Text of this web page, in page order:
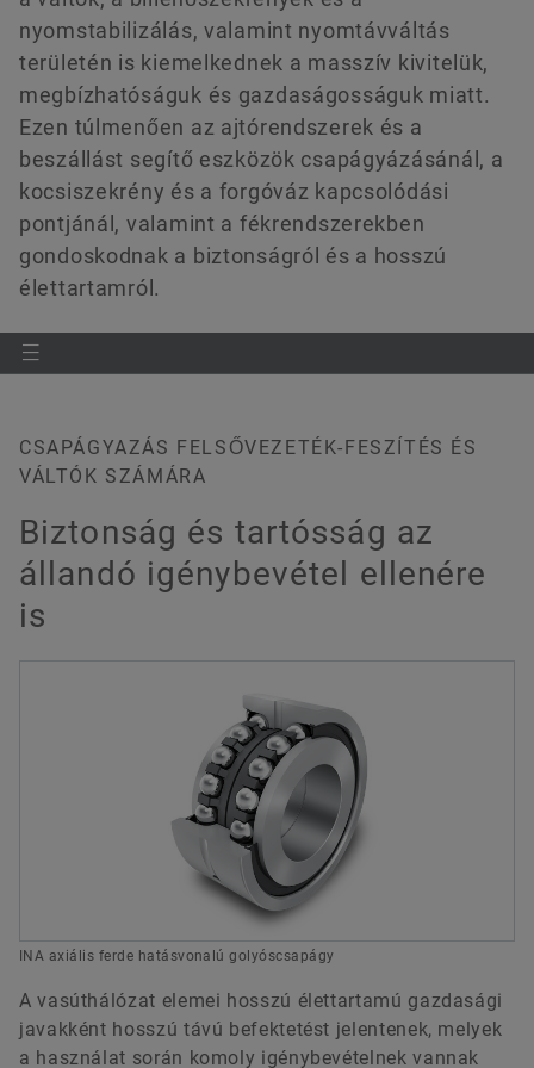
Egyéb csapágy kiegészítők
Szolgáltatás
Expertise in Bearing Technology and
Service for Rail Vehicles
Letöltés
2020.05.18
Bearings
Letöltés
Megrendelés most
nyomstabilizálás, valamint nyomtávváltás
területén is kiemelkednek a masszív kivitelük,
megbízhatóságuk és gazdaságosságuk miatt.
Ezen túlmenően az ajtórendszerek és a
beszállást segítő eszközök csapágyázásánál, a
kocsiszekrény és a forgóváz kapcsolódási
pontjánál, valamint a fékrendszerekben
gondoskodnak a biztonságról és a hosszú
élettartamról.
CSAPÁGYAZÁS FELSŐVEZETÉK-FESZÍTÉS ÉS
VÁLTÓK SZÁMÁRA
Biztonság és tartósság az
állandó igénybevétel ellenére
is
INA axiális ferde hatásvonalú golyóscsapágy
A vasúthálózat elemei hosszú élettartamú gazdasági
javakként hosszú távú befektetést jelentenek, melyek
a használat során komoly igénybevételnek vannak